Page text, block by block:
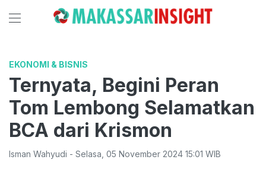
EKONOMI & BISNIS
Ternyata, Begini Peran
Tom Lembong Selamatkan
BCA dari Krismon
Isman Wahyudi - Selasa 05 November 2024 15:01 WIB